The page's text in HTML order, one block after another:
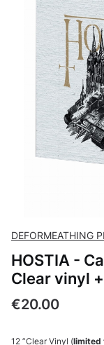
DEFORMEATHING
HOSTIA -
Clear vinyl
Price
€20.00
12 ”Clear Vinyl (limited